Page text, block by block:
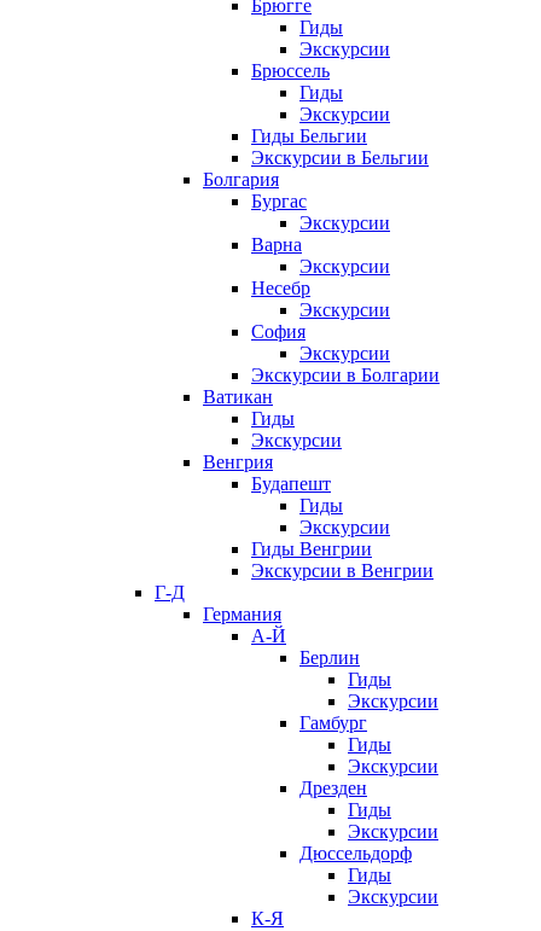
Брюгге
Гиды
Экскурсии
Брюссель
Гиды
Экскурсии
Гиды Бельгии
Экскурсии в Бельгии
Болгария
Бургас
Экскурсии
Варна
Экскурсии
Несебр
Экскурсии
София
Экскурсии
Экскурсии в Болгарии
Ватикан
Гиды
Экскурсии
Венгрия
Будапешт
Гиды
Экскурсии
Гиды Венгрии
Экскурсии в Венгрии
Г-Д
Германия
А-Й
Берлин
Гиды
Экскурсии
Гамбург
Гиды
Экскурсии
Дрезден
Гиды
Экскурсии
Дюссельдорф
Гиды
Экскурсии
К-Я